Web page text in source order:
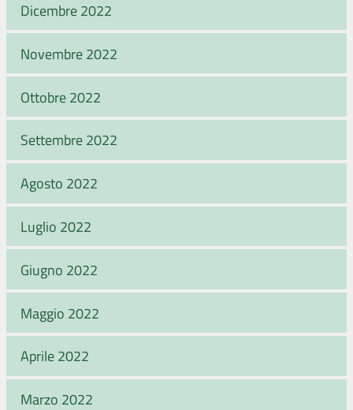
Dicembre 2022
Novembre 2022
Ottobre 2022
Settembre 2022
Agosto 2022
Luglio 2022
Giugno 2022
Maggio 2022
Aprile 2022
Marzo 2022